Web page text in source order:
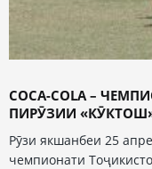
COCA-COLA –
ПИРӮЗИИ
Рӯзи якшанбеи 25
чемпионати